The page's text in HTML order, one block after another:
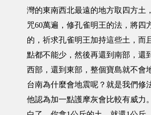
灣的東南西北最遠的地方取四方土
咒60萬遍，修孔雀明王的法，將四
的，祈求孔雀明王加持這些土，而
點都不能少，然後再還到南部，還
西部，還到東部，整個寶島就不會
台南為什麼會地震呢？就是我們修
他認為加一點護摩灰會比較有威力